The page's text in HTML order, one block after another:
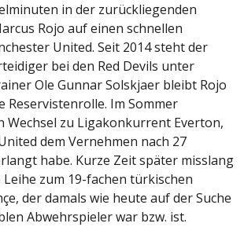
in der zurückliegenden
Rojo auf einen schnellen
United. Seit 2014 steht der
bei den Red Devils unter
Ole Gunnar Solskjaer bleibt Rojo
Reservistenrolle. Im Sommer
Wechsel zu Ligakonkurrent Everton,
dem Vernehmen nach 27
habe. Kurze Zeit später misslang
zum 19-fachen türkischen
der damals wie heute auf der Suche
Abwehrspieler war bzw. ist.